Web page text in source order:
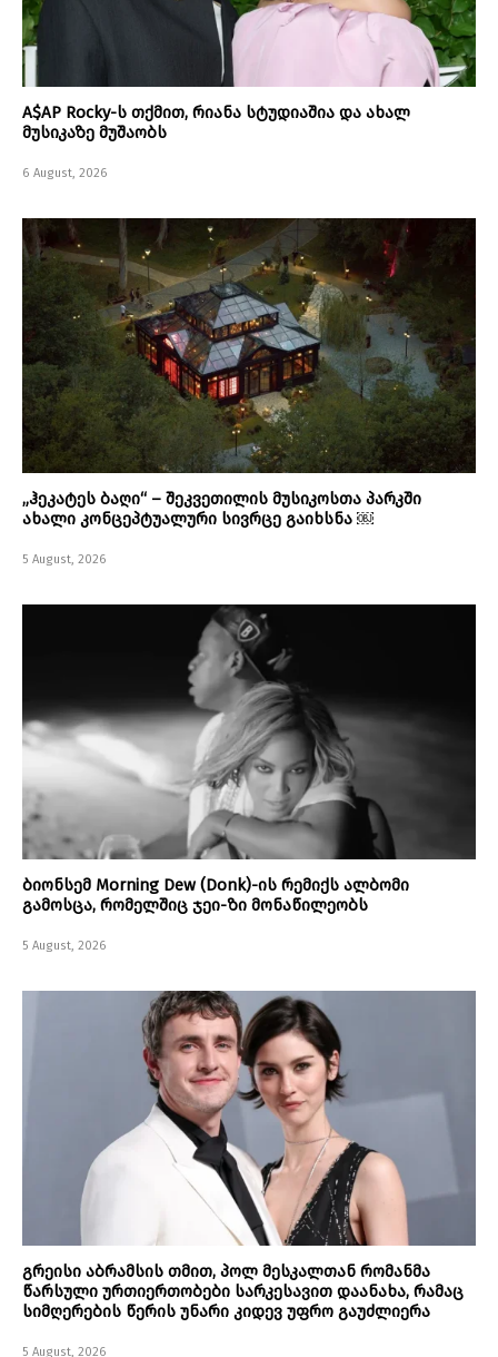
A$AP Rocky-ს თქმით, რიანა სტუდიაშია და ახალ
მუსიკაზე მუშაობს
6 August, 2026
„ჰეკატეს ბაღი“ – შეკვეთილის მუსიკოსთა პარკში
ახალი კონცეპტუალური სივრცე გაიხსნა ￼
5 August, 2026
ბიონსემ Morning Dew (Donk)-ის რემიქს ალბომი
გამოსცა, რომელშიც ჯეი-ზი მონაწილეობს
5 August, 2026
გრეისი აბრამსის თმით, პოლ მესკალთან რომანმა
წარსული ურთიერთობები სარკესავით დაანახა, რამაც
სიმღერების წერის უნარი კიდევ უფრო გაუძლიერა
5 August, 2026